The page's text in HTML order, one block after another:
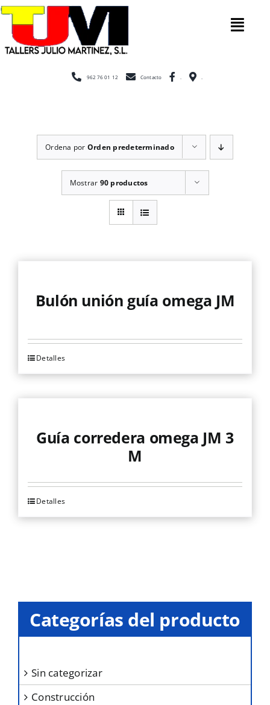
Saltar
contenido
Inicio
Construcción
Cerramientos
Mallas
Noticias
962 76 01 12 Contacto
Ordena por Orden predeterminado
Mostrar 90 productos
Bulón unión guía omega JM
Detalles
Guía corredera omega JM 3
M
Detalles
Categorías del producto
sin categorizar
construcción